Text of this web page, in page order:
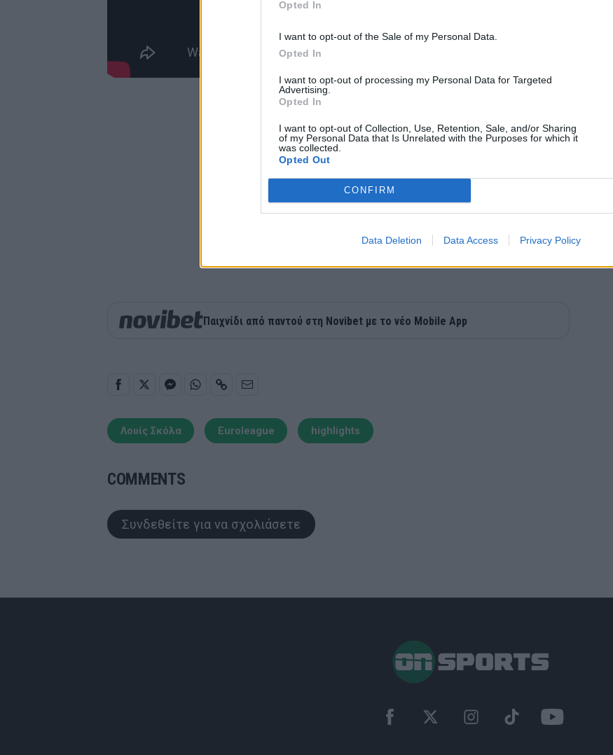
Opted In
I want to opt-out of the Sale of my Personal Data.
Opted In
I want to opt-out of processing my Personal Data for Targeted
Advertising.
Opted In
I want to opt-out of Collection, Use, Retention, Sale, and/or Sharing
of my Personal Data that Is Unrelated with the Purposes for which it
was collected.
Opted Out
CONFIRM
Data Deletion Data Access Privacy Policy
Παιχνίδι από παντού στη Novibet με το νέο Mobile App
Λουίς Σκόλα Euroleague highlights
COMMENTS
Συνδεθείτε για να σχολιάσετε